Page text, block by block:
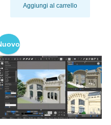
Aggiungi al carrello